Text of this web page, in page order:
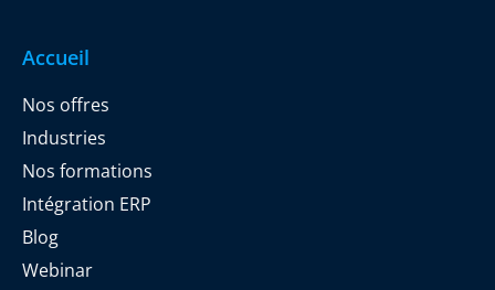
Accueil
Nos offres
Industries
Nos formations
Intégration ERP
Blog
Webinar